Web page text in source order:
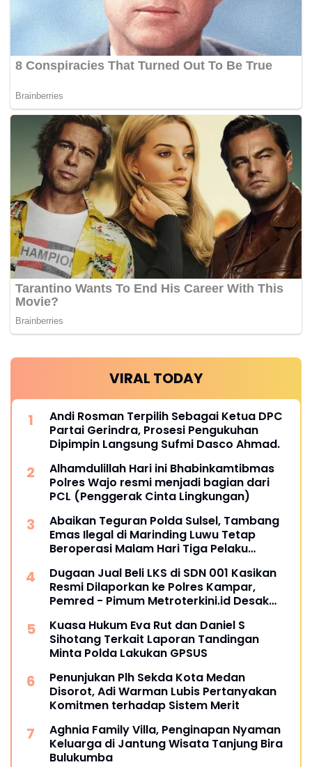
VIRAL TODAY
Andi Rosman Terpilih Sebagai Ketua DPC
Partai Gerindra, Prosesi Pengukuhan
Dipimpin Langsung Sufmi Dasco Ahmad.
Alhamdulillah Hari ini Bhabinkamtibmas
Polres Wajo resmi menjadi bagian dari
PCL (Penggerak Cinta Lingkungan)
Abaikan Teguran Polda Sulsel, Tambang
Emas Ilegal di Marinding Luwu Tetap
Beroperasi Malam Hari Tiga Pelaku
Dugaan Jual Beli LKS di SDN 001 Kasikan
Resmi Dilaporkan ke Polres Kampar,
Pemred - Pimum Metroterkini.id Desak
Kuasa Hukum Eva Rut dan Daniel S
Sihotang Terkait Laporan Tandingan
Minta Polda Lakukan GPSUS
Penunjukan Plh Sekda Kota Medan
Disorot, Adi Warman Lubis Pertanyakan
Komitmen terhadap Sistem Merit
Aghnia Family Villa, Penginapan Nyaman
Keluarga di Jantung Wisata Tanjung Bira
Bulukumba